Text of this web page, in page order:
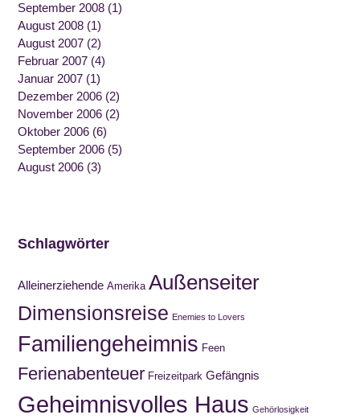
September 2008 (1)
August 2008 (1)
August 2007 (2)
Februar 2007 (4)
Januar 2007 (1)
Dezember 2006 (2)
November 2006 (2)
Oktober 2006 (6)
September 2006 (5)
August 2006 (3)
Schlagwörter
Alleinerziehende Amerika Außenseiter
Dimensionsreise Enemies to Lovers
Familiengeheimnis Feen
Ferienabenteuer Freizeitpark Gefängnis
Geheimnisvolles Haus Gehörlosigkeit